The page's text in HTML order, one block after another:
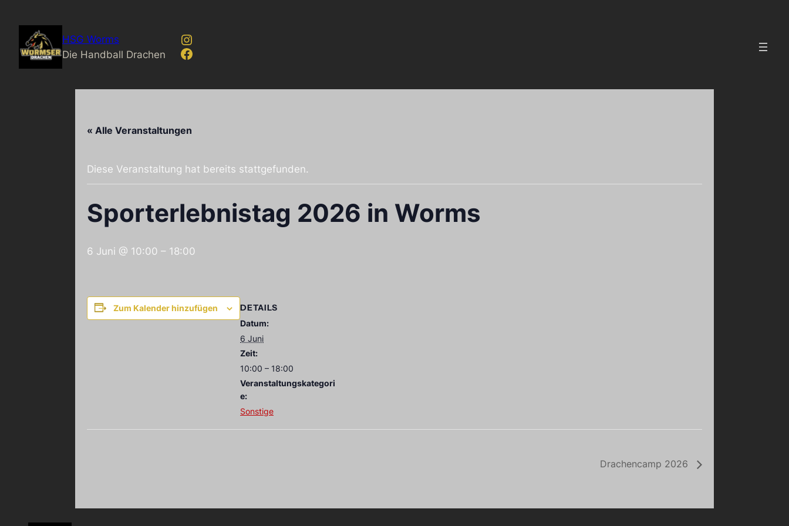
HSG Worms
Die Handball Drachen
Instagram
Facebook
« Alle Veranstaltungen
Diese Veranstaltung hat bereits stattgefunden.
Sporterlebnistag 2026 in Worms
6 Juni @ 10:00 – 18:00
Zum Kalender hinzufügen DETAILS
Datum:
6 Juni
Zeit:
10:00 – 18:00
Veranstaltungskategori
e:
Sonstige
Drachencamp 2026